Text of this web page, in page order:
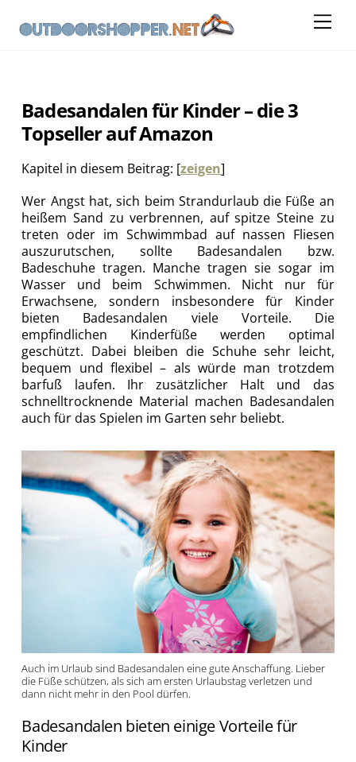
content
Badesandalen für Kinder – die 3
Topseller auf Amazon
Kapitel in diesem Beitrag: [zeigen]
Wer Angst hat, sich beim Strandurlaub die Füße an
heißem Sand zu verbrennen, auf spitze Steine zu
treten oder im Schwimmbad auf nassen Fliesen
auszurutschen, sollte Badesandalen bzw.
Badeschuhe tragen. Manche tragen sie sogar im
Wasser und beim Schwimmen. Nicht nur für
Erwachsene, sondern insbesondere für Kinder
bieten Badesandalen viele Vorteile. Die
empfindlichen Kinderfüße werden optimal
geschützt. Dabei bleiben die Schuhe sehr leicht,
bequem und flexibel – als würde man trotzdem
barfuß laufen. Ihr zusätzlicher Halt und das
schnelltrocknende Material machen Badesandalen
auch für das Spielen im Garten sehr beliebt.
Auch im Urlaub sind Badesandalen eine gute Anschaffung. Lieber
die Füße schützen, als sich am ersten Urlaubstag verletzen und
dann nicht mehr in den Pool dürfen.
Badesandalen bieten einige Vorteile für
Kinder